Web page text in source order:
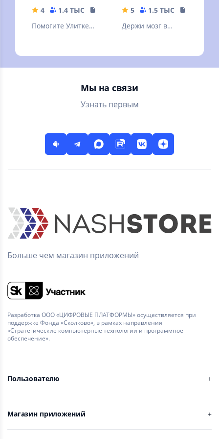
4 1.4 ТЫС
130.42 MB
Помогите Улитке
приключения с
головоломками!
5 1.5 ТЫС
Держи мозг в
легкие! Судоку -
классический
Мы на связи
Узнать первым
Больше чем магазин приложений
Разработка ООО «ЦИФРОВЫЕ ПЛАТФОРМЫ» осуществляется при
поддержке Фонда «Сколково», в рамках направления
«Стратегические компьютерные технологии и программное
обеспечение».
Пользователю
Магазин приложений